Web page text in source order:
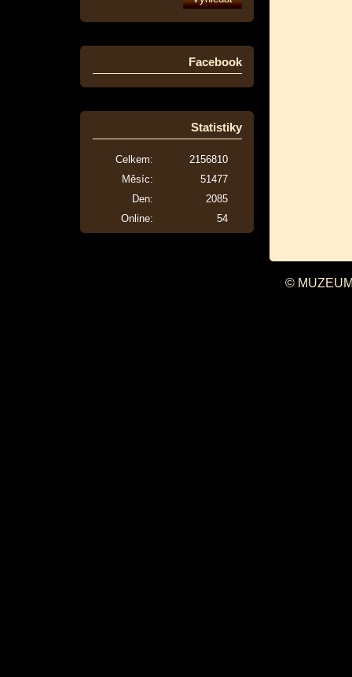
Facebook
Statistiky
Online: 54
Celkem:
2156810
Měsíc:
51477
Den:
2085
©